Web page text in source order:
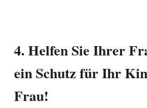
4. Helfen Sie Ihrer
ein Schutz für Ihr
Frau!